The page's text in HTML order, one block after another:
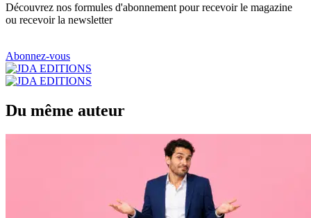
Découvrez nos formules d'abonnement pour recevoir le magazine
ou recevoir la newsletter
Abonnez-vous
Du même auteur